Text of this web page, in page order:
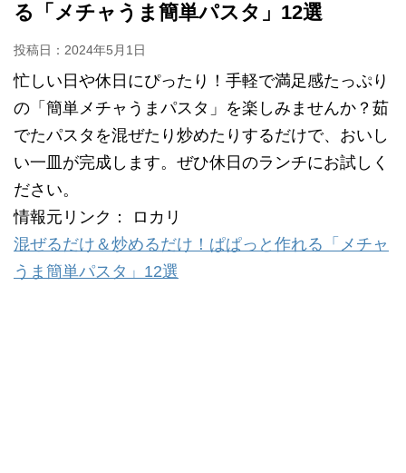
る「メチャうま簡単パスタ」12選
投稿日： 2024年5月1日
忙しい日や休日にぴったり！手軽で満足感たっぷり
の「簡単メチャうまパスタ」を楽しみませんか？茹
でたパスタを混ぜたり炒めたりするだけで、おいし
い一皿が完成します。ぜひ休日のランチにお試しく
ださい。
情報元リンク： ロカリ
混ぜるだけ＆炒めるだけ！ぱぱっと作れる「メチャ
うま簡単パスタ」12選